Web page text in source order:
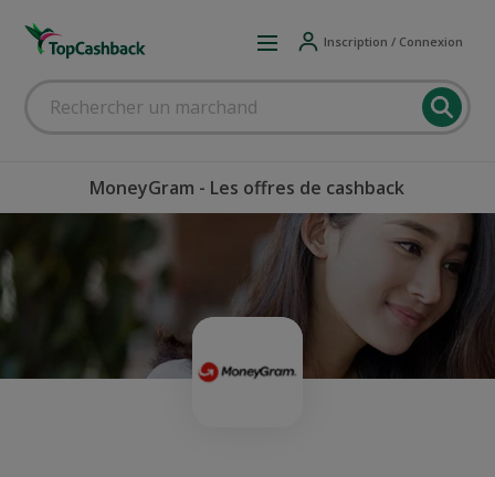
Inscription / Connexion
MoneyGram - Les offres de cashback